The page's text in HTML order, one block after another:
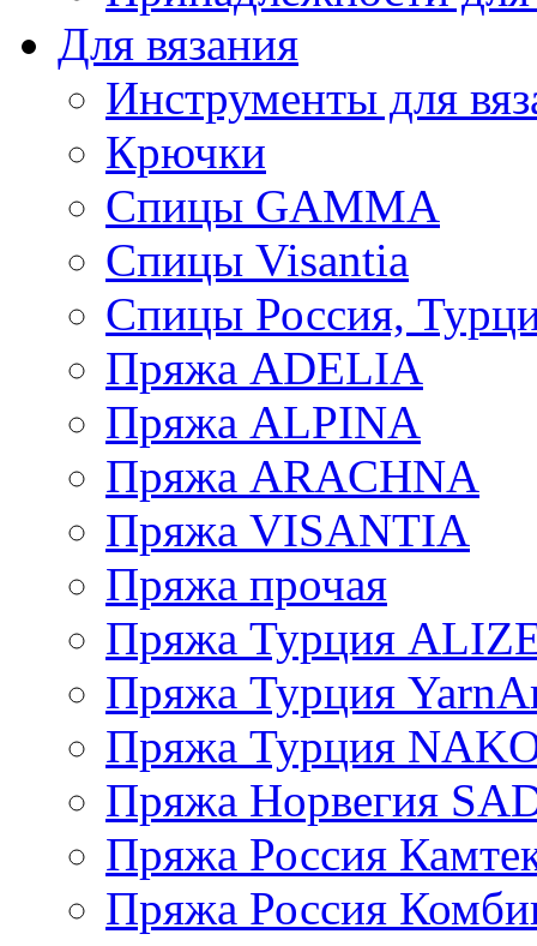
Для вязания
Инструменты для
Крючки
Спицы GAMMA
Спицы Visantia
Спицы Россия,
Пряжа ADELIA
Пряжа ALPINA
Пряжа ARACHNA
Пряжа VISANTIA
Пряжа прочая
Пряжа Турция
Пряжа Турция
Пряжа Турция
Пряжа Норвегия
Пряжа Россия
Пряжа Россия